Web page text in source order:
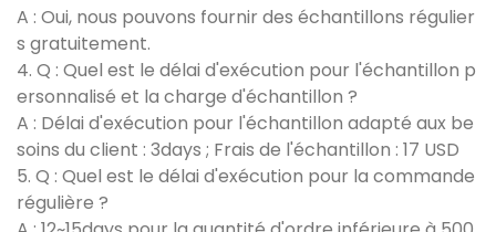
A : Oui, nous pouvons fournir des échantillons régulier
s gratuitement.
4. Q : Quel est le délai d'exécution pour l'échantillon p
ersonnalisé et la charge d'échantillon ?
A : Délai d'exécution pour l'échantillon adapté aux be
soins du client : 3days ; Frais de l'échantillon : 17 USD
5. Q : Quel est le délai d'exécution pour la commande
régulière ?